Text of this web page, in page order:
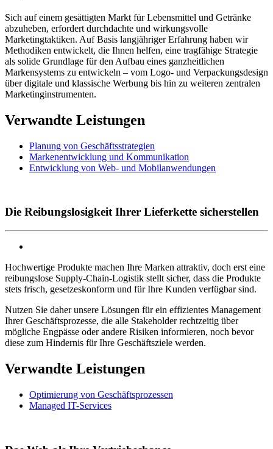
Sich auf einem gesättigten Markt für Lebensmittel und Getränke
abzuheben, erfordert durchdachte und wirkungsvolle
Marketingtaktiken. Auf Basis langjähriger Erfahrung haben wir
Methodiken entwickelt, die Ihnen helfen, eine tragfähige Strategie
als solide Grundlage für den Aufbau eines ganzheitlichen
Markensystems zu entwickeln – vom Logo- und Verpackungsdesign
über digitale und klassische Werbung bis hin zu weiteren zentralen
Marketinginstrumenten.
Verwandte Leistungen
Planung von Geschäftsstrategien
Markenentwicklung und Kommunikation
Entwicklung von Web- und Mobilanwendungen
Die Reibungslosigkeit Ihrer Lieferkette sicherstellen
Hochwertige Produkte machen Ihre Marken attraktiv, doch erst eine
reibungslose Supply‑Chain‑Logistik stellt sicher, dass die Produkte
stets frisch, gesetzeskonform und für Ihre Kunden verfügbar sind.
Nutzen Sie daher unsere Lösungen für ein effizientes Management
Ihrer Geschäftsprozesse, die alle Stakeholder rechtzeitig über
mögliche Engpässe oder andere Risiken informieren, noch bevor
diese zum Hindernis für Ihre Geschäftsziele werden.
Verwandte Leistungen
Optimierung von Geschäftsprozessen
Managed IT-Services